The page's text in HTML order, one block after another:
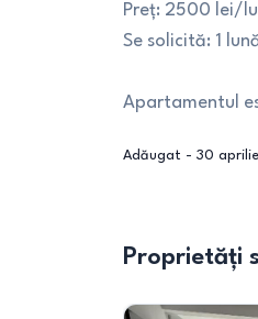
Preț: 2500 lei/
Se solicită: 1
Apartamentul
Adăugat - 30
Proprietăți